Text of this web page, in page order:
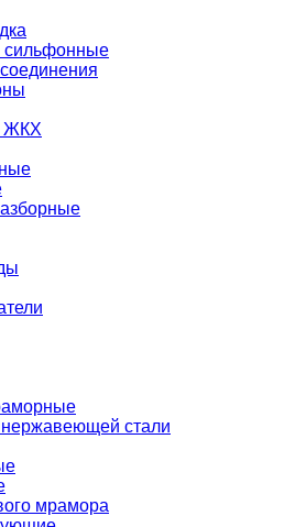
сильфонные
ЖКХ
нержавеющей стали
мрамора